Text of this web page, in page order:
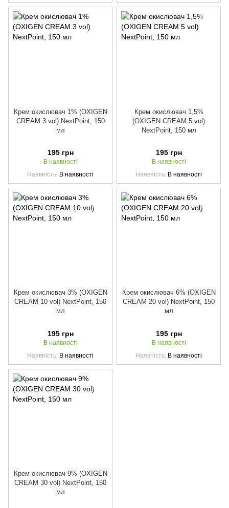
Крем окислювач 1% (OXIGEN
CREAM 3 vol) NextPoint, 150
мл
195 грн
В наявності
Наявність В наявності
Крем окислювач 1,5%
(OXIGEN CREAM 5 vol)
NextPoint, 150 мл
195 грн
В наявності
Наявність В наявності
Крем окислювач 3% (OXIGEN
CREAM 10 vol) NextPoint, 150
мл
195 грн
В наявності
Наявність В наявності
Крем окислювач 6% (OXIGEN
CREAM 20 vol) NextPoint, 150
мл
195 грн
В наявності
Наявність В наявності
Крем окислювач 9% (OXIGEN
CREAM 30 vol) NextPoint, 150
мл